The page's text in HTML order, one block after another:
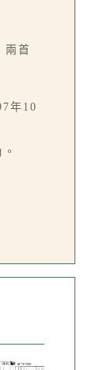
兩首
年10